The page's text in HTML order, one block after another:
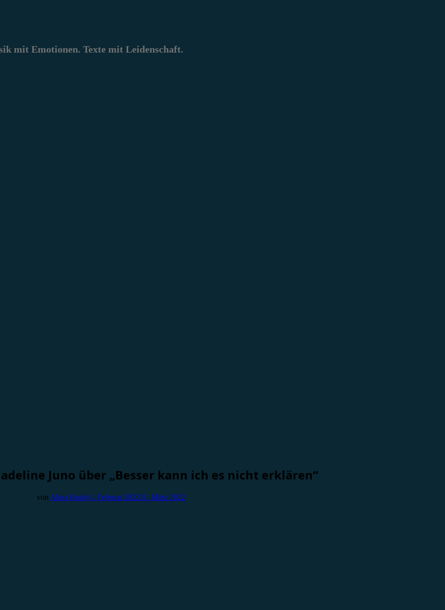
mit Emotionen. Texte mit Leidenschaft.
Juno über „Besser kann ich es nicht erklären“
von Alina Hasky1. Februar 202211. März 2022